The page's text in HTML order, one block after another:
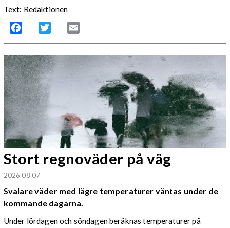
Text: Redaktionen
Facebook Twitter
Stort regnoväder på väg
2026 08 07
Svalare väder med lägre temperaturer väntas under de
kommande dagarna.
Under lördagen och söndagen beräknas temperaturer på